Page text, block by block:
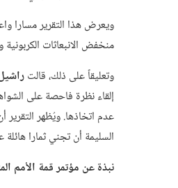
ويعرض هذا التقرير مسارا
منخفض الانبعاثات
وتعليقاً على ذلك، قالت
إلقاء نظرة فاحصة على
عدم اتخاذها. ويُظهر التقرير
السليمة أن تجني ثمارا
نبذة عن مؤتمر قمة الأمم